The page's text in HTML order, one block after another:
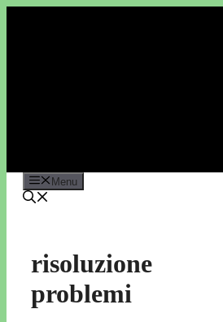
Menu
risoluzione
problemi